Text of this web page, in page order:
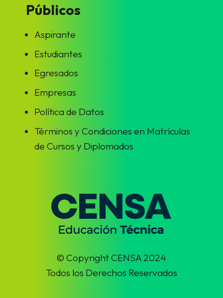
Públicos
Aspirante
Estudiantes
Egresados
Empresas
Política de Datos
Términos y Condiciones en Matrículas
de Cursos y Diplomados
© Copyright CENSA 2024
Todos los Derechos Reservados